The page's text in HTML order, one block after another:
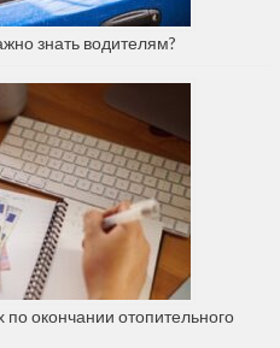
знать водителям?
окончании отопительного